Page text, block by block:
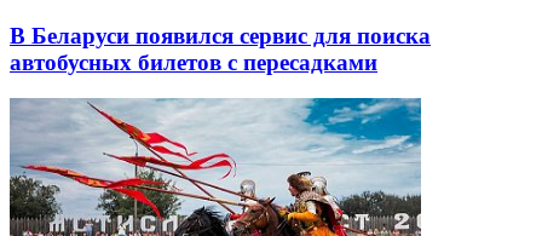
В Беларуси появился сервис для поиска
автобусных билетов с пересадками